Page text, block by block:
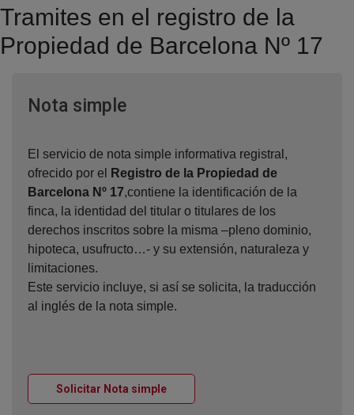
Tramites en el registro de la
Propiedad de Barcelona Nº 17
Nota simpleVentana nueva
El servicio de nota simple informativa registral,
ofrecido por el
Registro de la Propiedad de
Barcelona Nº 17,contiene la identificación de la
finca, la identidad del titular o titulares de los
derechos inscritos sobre la misma –pleno dominio,
hipoteca, usufructo…- y su extensión, naturaleza y
limitaciones.
Este servicio incluye, si así se solicita, la traducción
al inglés de la nota simple.
Solicitar Nota simpleVentana nueva